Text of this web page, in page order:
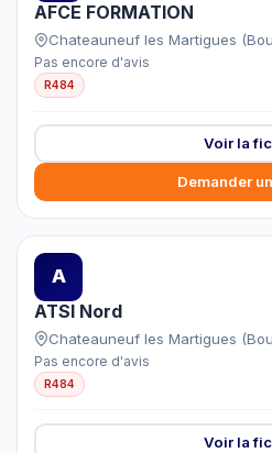
AFCE FORMATION
Chateauneuf les Martigues
Pas encore d'avis
R484
Voir la
Demander
A
ATSI Nord
Chateauneuf les Martigues
Pas encore d'avis
R484
Voir la